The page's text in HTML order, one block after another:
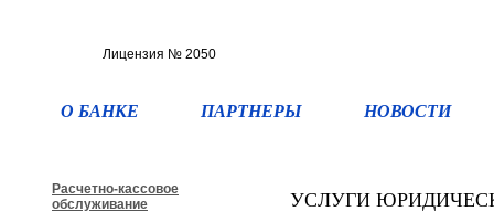
Лицензия № 2050
О БАНКЕ ПАРТНЕРЫ НОВОСТИ
Расчетно-кассовое
обслуживание
УСЛУГИ